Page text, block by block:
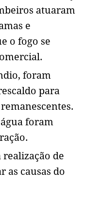
atuaram
e
o fogo se
foram
para
foram
de
as causas do